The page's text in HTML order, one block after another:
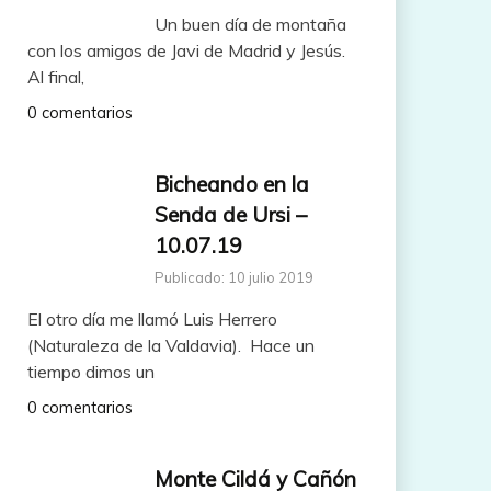
Un buen día de montaña
con los amigos de Javi de Madrid y Jesús.
Al final,
0 comentarios
Bicheando en la
Senda de Ursi –
10.07.19
Publicado: 10 julio 2019
El otro día me llamó Luis Herrero
(Naturaleza de la Valdavia). Hace un
tiempo dimos un
0 comentarios
Monte Cildá y Cañón